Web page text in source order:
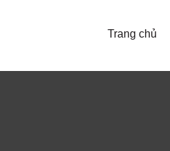
Trang chủ